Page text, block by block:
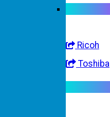
Ricoh
Toshiba